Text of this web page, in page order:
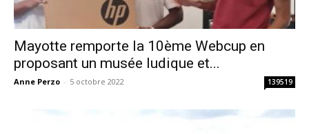
Mayotte remporte la 10ème Webcup en
proposant un musée ludique et...
Anne Perzo - 5 octobre 2022 139519